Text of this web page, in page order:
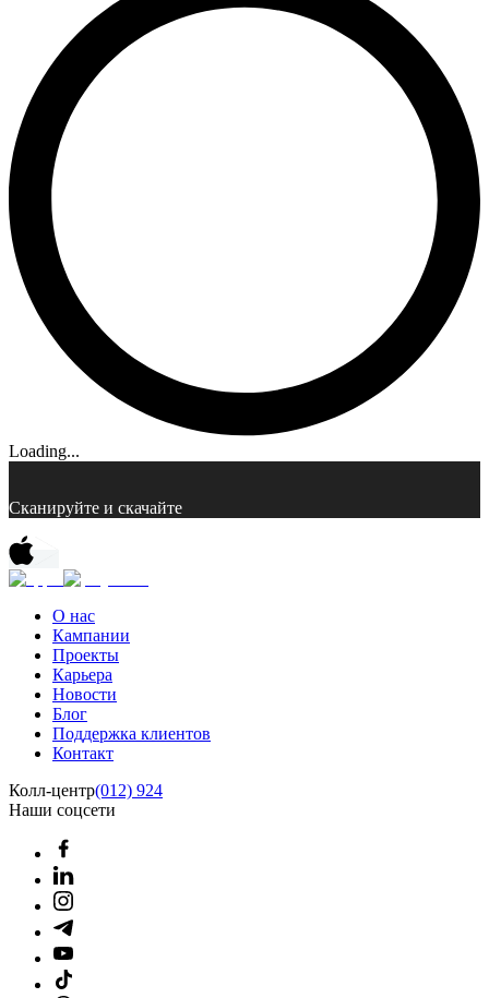
Loading...
Сканируйте и скачайте
О нас
Кампании
Проекты
Карьера
Новости
Блог
Поддержка клиентов
Контакт
Колл-центр(012) 924
Наши соцсети